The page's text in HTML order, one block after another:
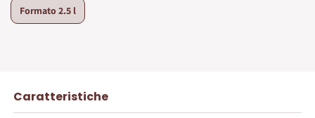
Formato2.5 l
Caratteristiche